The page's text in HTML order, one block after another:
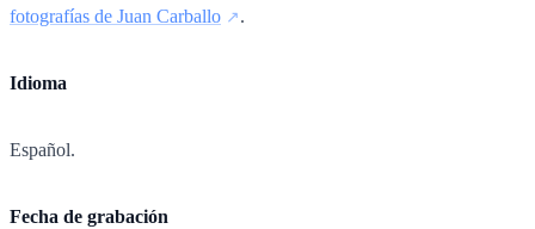
fotografías de Juan Carballo
.
Idioma
Español.
Fecha de grabación